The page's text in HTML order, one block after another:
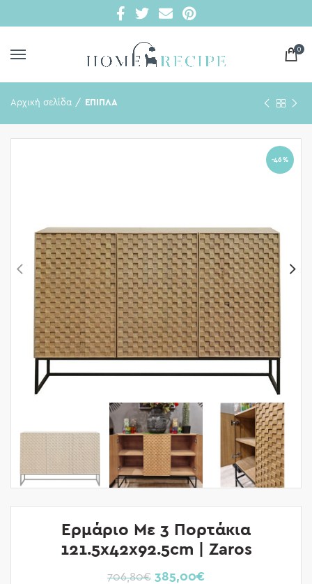
0
Αρχική σελίδα ΕΠΙΠΛΑ
-46%
Ερμάριο Με 3 Πορτάκια
121.5x42x92.5cm | Zaros
706,80€ 385,00€